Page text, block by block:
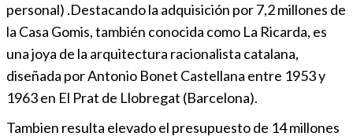
personal) .Destacando la adquisición por 7,2 millones de
la Casa Gomis, también conocida como La Ricarda, es
una joya de la arquitectura racionalista catalana,
diseñada por Antonio Bonet Castellana entre 1953 y
1963 en El Prat de Llobregat (Barcelona).
Tambien resulta elevado el presupuesto de 14 millones